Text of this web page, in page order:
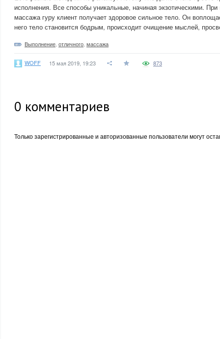
исполнения. Все способы уникальные, начиная экзотическими. При
массажа гуру клиент получает здоровое сильное тело. Он
него тело становится бодрым, происходит очищение мыслей,
Выполнение отличного массажа
WOFF 15 мая 2019, 19:23 873
0 комментариев
Только зарегистрированные и авторизованные пользователи могут